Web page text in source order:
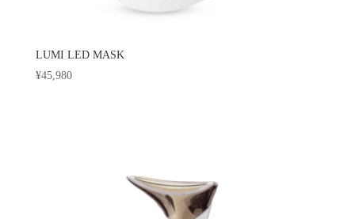
LUMI LED MASK
¥45,980